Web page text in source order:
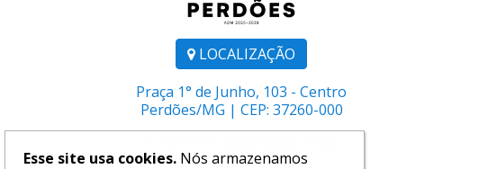
LOCALIZAÇÃO
Praça 1° de Junho, 103 - Centro
Perdões/MG | CEP: 37260-000
Esse site usa cookies. Nós armazenamos